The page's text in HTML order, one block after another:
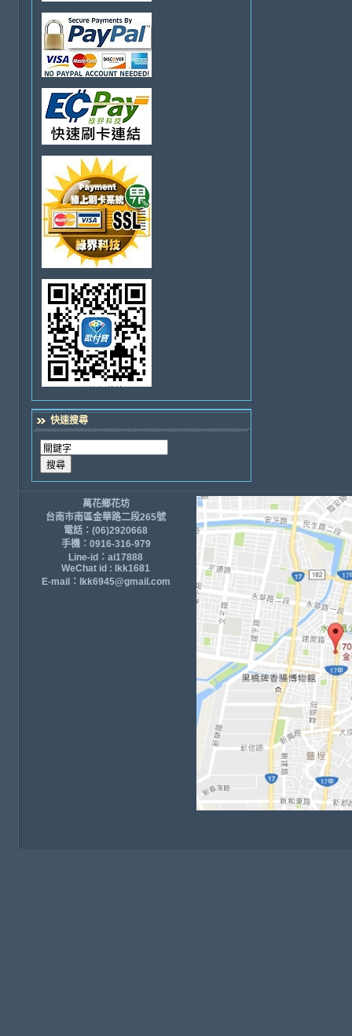
快速搜尋
萬花鄉花坊
台南市南區金華路二段265號
電話：(06)2920668
手機：0916-316-979
Line-id：ai17888
WeChat id : lkk1681
E-mail：lkk6945@gmail.com